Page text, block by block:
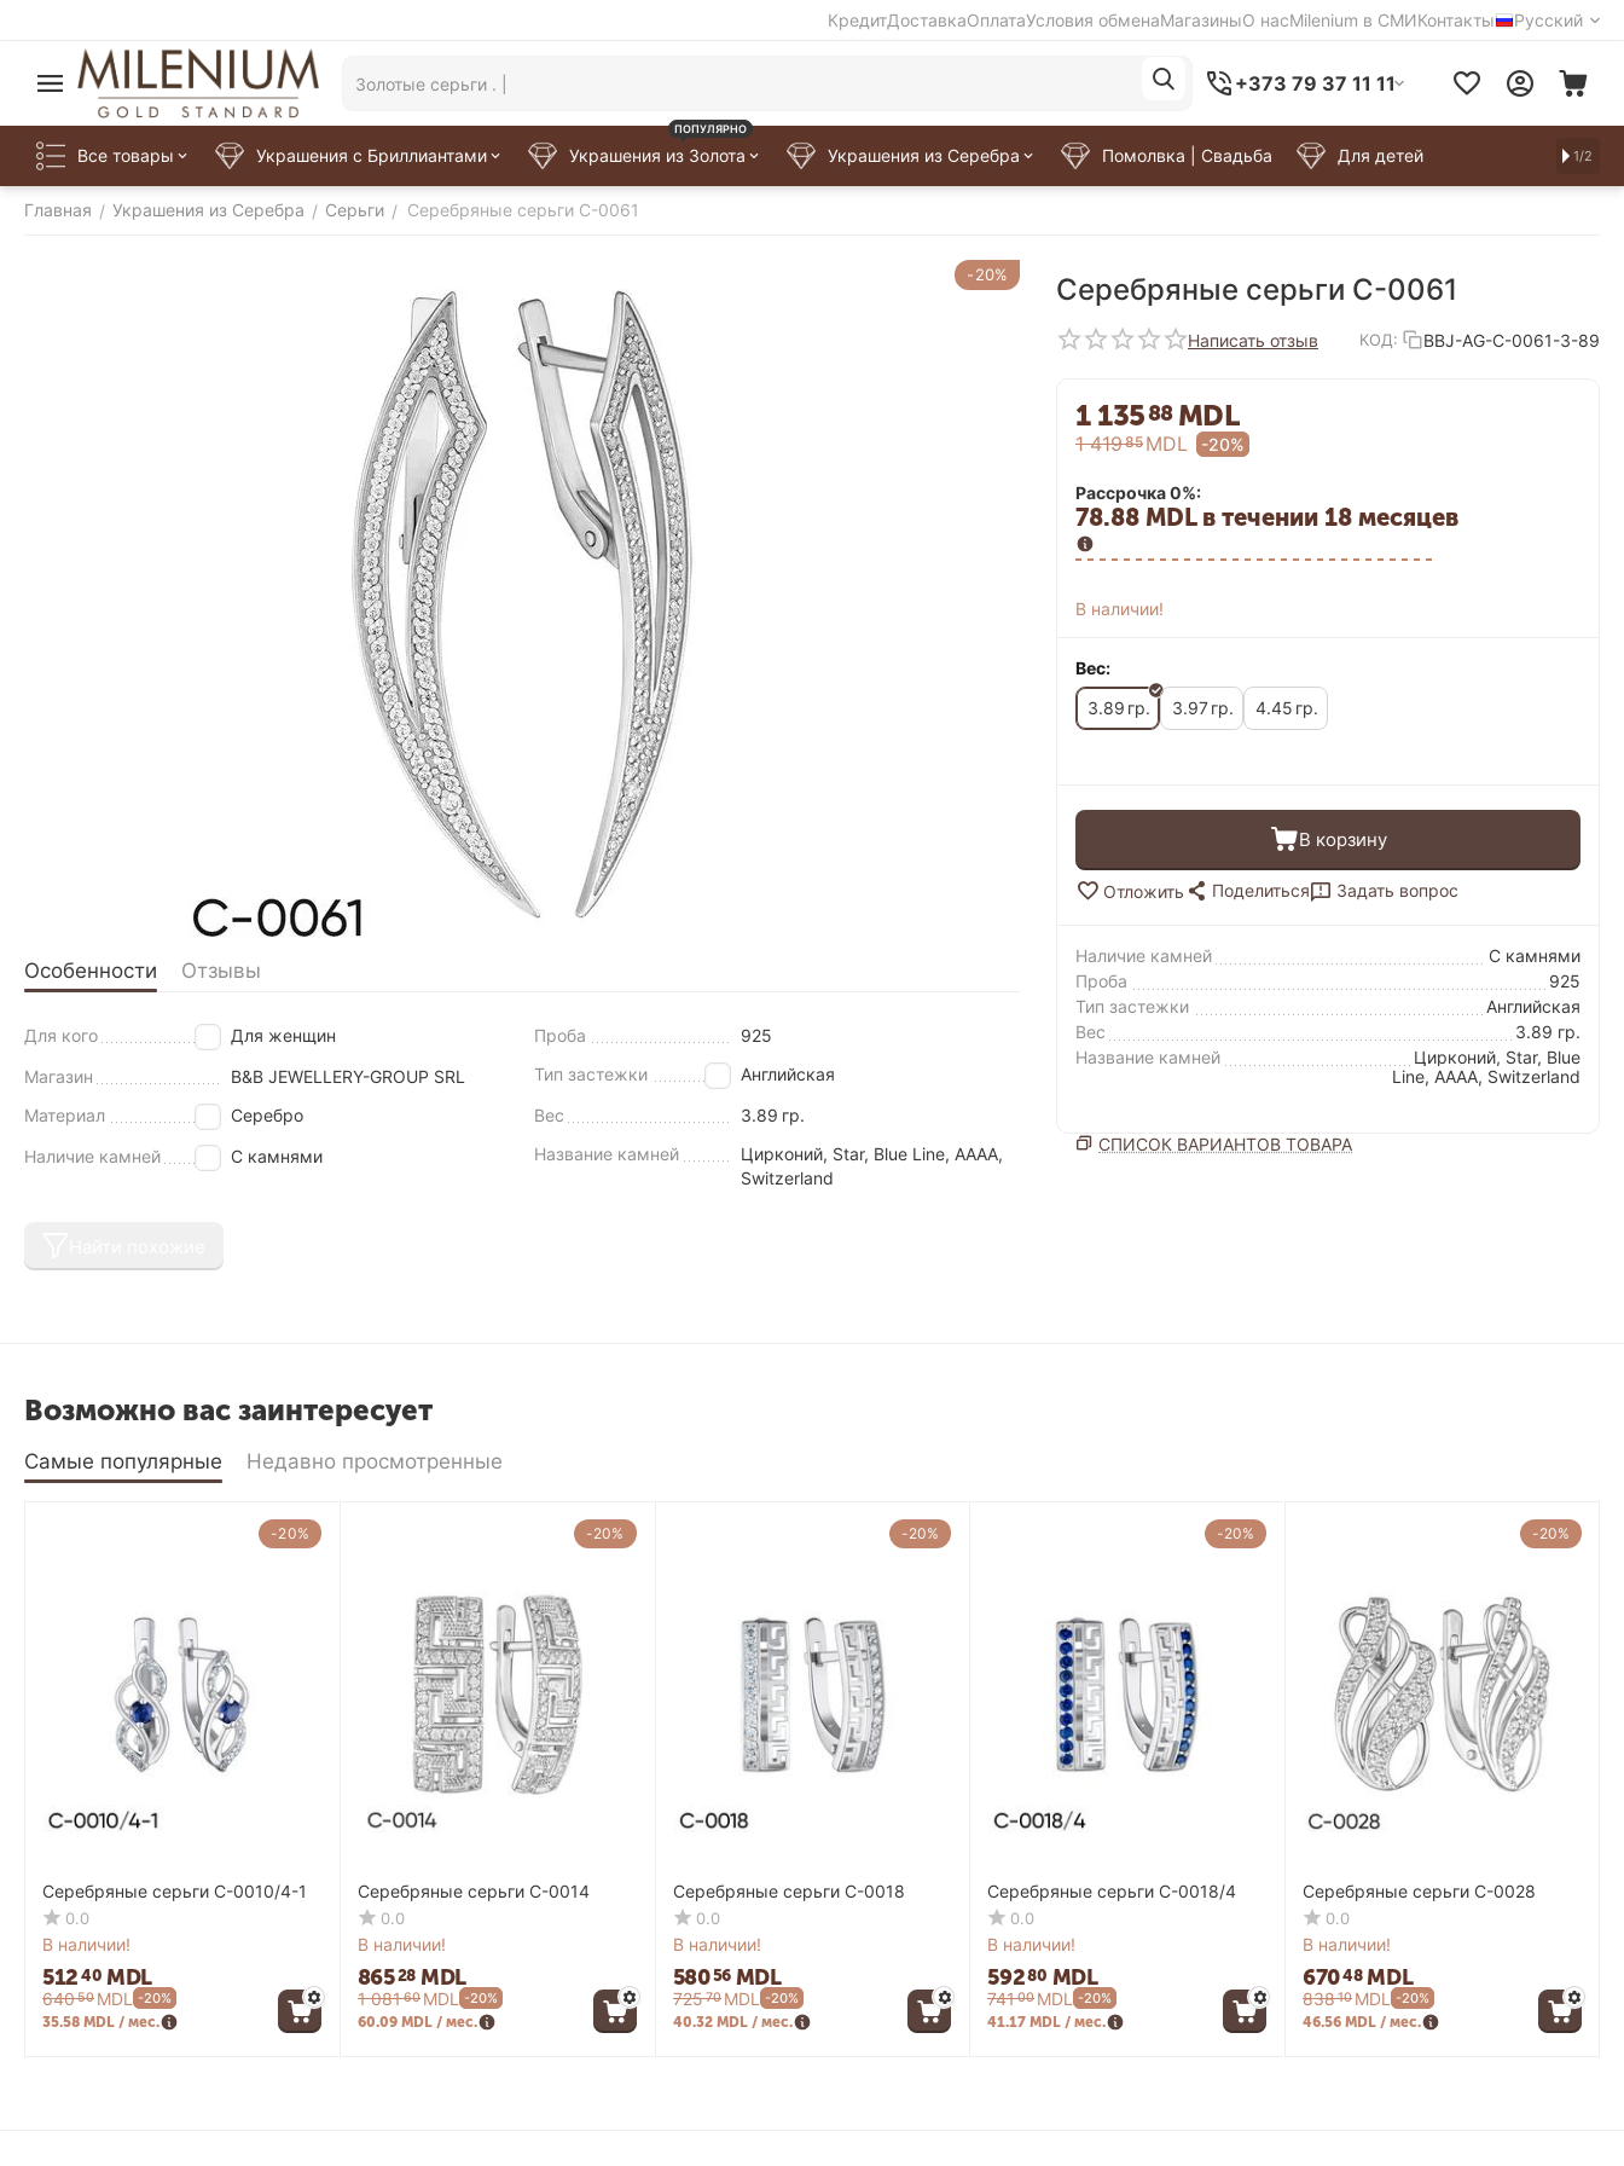
КредитДоставкаОплатаУсловия обменаМагазиныО насMilenium в СМИКонтакты Русский
+373 79 37 11 11
Все товары Украшения с Бриллиантами Украшения из Золота
ПОПУЛЯРНО
Украшения из Серебра Помолвка | Свадьба Для детей 1/2
Главная / Украшения из Серебра / Серьги / Серебряные серьги C-0061
Серебряные серьги C-0061
Написать отзыв КОД: BBJ-AG-C-0061-3-89
1 13588 MDL
1 41985 MDL -20%
Рассрочка 0%:
78.88 MDL в течении 18 месяцев
В наличии!
Вес:
3.89 гр. 3.97гр. 4.45 гр.
В корзину
Отложить Поделиться Задать вопрос
Наличие камней
С камнями
Проба
925
Тип застежки
Английская
Вес
3.89 гр.
Название камней
Цирконий, Star, Blue
Line, AAAA, Switzerland
СПИСОК ВАРИАНТОВ ТОВАРА
-20%
Особенности Отзывы
Для кого
Для женщин
Магазин
B&B JEWELLERY-GROUP SRL
Материал
Серебро
Наличие камней
С камнями
Проба
925
Тип застежки
Английская
Вес
3.89 гр.
Название камней
Цирконий, Star, Blue Line, AAAA,
Switzerland
Возможно вас заинтересует
Самые популярные Недавно просмотренные
-20%
Серебряные серьги C-0010/4-1
0.0
В наличии!
51240 MDL
64050 MDL
-20%
35.58 MDL / мес.
-20%
Серебряные серьги C-0014
0.0
В наличии!
86528 MDL
1 08160 MDL
-20%
60.09 MDL / мес.
-20%
Серебряные серьги C-0018
0.0
В наличии!
58056 MDL
72570 MDL
-20%
40.32 MDL / мес.
-20%
Серебряные серьги C-0018/4
0.0
В наличии!
59280 MDL
74100 MDL -20%
41.17 MDL / мес.
-20%
Серебряные серьги C-0028
0.0
В наличии!
67048 MDL
83810 MDL -20%
46.56 MDL / мес.